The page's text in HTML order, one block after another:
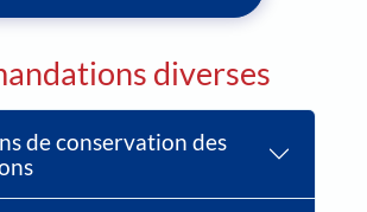
diverses
de conservation des